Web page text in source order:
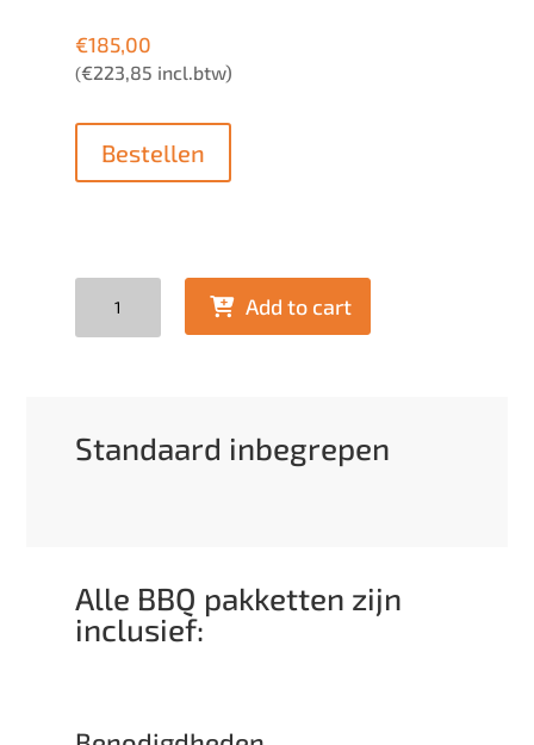
€185,00
(€223,85 incl.btw)
Bestellen
Add to cart
Standaard inbegrepen
Alle BBQ pakketten zijn
inclusief: